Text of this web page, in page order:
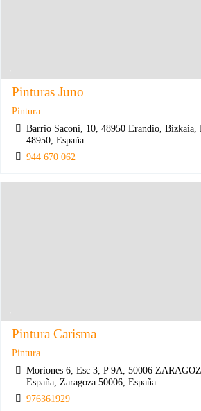
Pinturas Juno
Pintura
Barrio Saconi, 10, 48950 Erandio, Bizkaia,
48950, España
944 670 062
Pintura Carisma
Pintura
Moriones 6, Esc 3, P 9A, 50006
España, Zaragoza 50006, España
976361929